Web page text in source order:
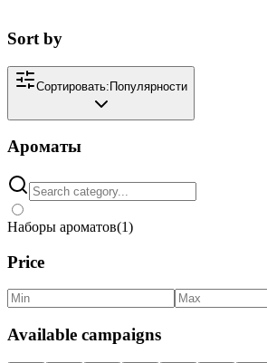
Sort by
Сортировать:Популярности
Ароматы
Наборы ароматов(1)
Price
Available campaigns